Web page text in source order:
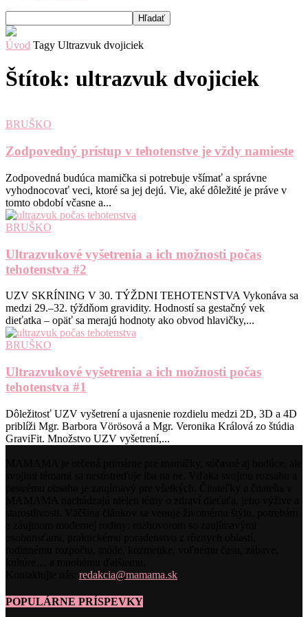
Úvod Tagy Ultrazvuk dvojiciek
Štítok: ultrazvuk dvojiciek
BRUŠKO
Zodpovedný prístup v tehotenstve je vždy namieste
Zodpovedná budúca mamička si potrebuje všímať a správne
vyhodnocovať veci, ktoré sa jej dejú. Vie, aké dôležité je práve v
tomto období včasne a...
BRUŠKO
Ultrazvukové vyšetrenia a ich možnosti počas
tehotenstva #2
UZV SKRÍNING V 30. TÝŽDNI TEHOTENSTVA Vykonáva sa
medzi 29.–32. týždňom gravidity. Hodností sa gestačný vek
dieťatka – opäť sa merajú hodnoty ako obvod hlavičky,...
BRUŠKO
Ultrazvukové vyšetrenia a ich možnosti počas
tehotenstva #1
Dôležitosť UZV vyšetrení a ujasnenie rozdielu medzi 2D, 3D a 4D
priblíži Mgr. Barbora Vörösová a Mgr. Veronika Králová zo štúdia
GraviFit. Množstvo UZV vyšetrení,...
redakcia@mamama.sk
POPULÁRNE PRÍSPEVKY